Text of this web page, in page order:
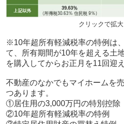
クリックで拡
※10年超所有軽減税率の特例は
て、所有期間が10年を超える土
を購入してからお正月を11回迎
不動産のなかでもマイホームを
つあります。
①居住用の3,000万円の特別控除
②10年超所有軽減税率の特例